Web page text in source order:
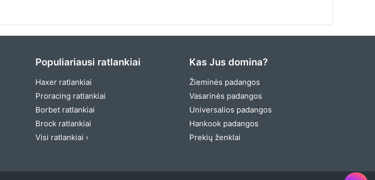
Populiariausi ratlankiai
Haxer ratlankiai
Proracing ratlankiai
Borbet ratlankiai
Brock ratlankiai
Visi ratlankiai ›
Kas Jus domina?
Žieminės padangos
Vasarinės padangos
Universalios padangos
Hankook padangos
Prekių ženklai